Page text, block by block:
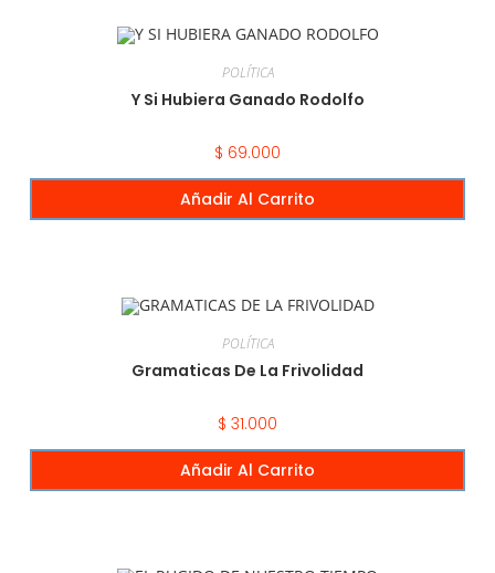
POLÍTICA
Y Si Hubiera Ganado Rodolfo
$ 69.000
Añadir Al Carrito
POLÍTICA
Gramaticas De La Frivolidad
$ 31.000
Añadir Al Carrito